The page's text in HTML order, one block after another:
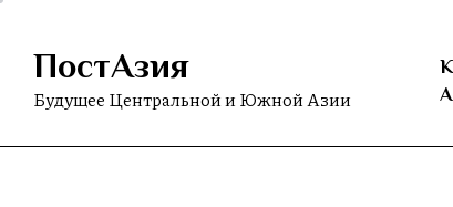
Skip
content
ПостАзия
Будущее Центральной и Южной Азии